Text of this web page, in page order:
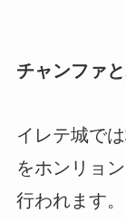
チャンファ
イレテ城で
をホンリョ
行われます